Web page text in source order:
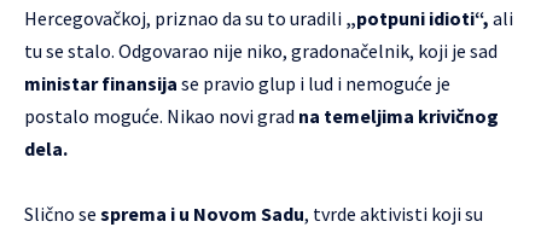
Hercegovačkoj, priznao da su to uradili „potpuni idioti“, ali
tu se stalo. Odgovarao nije niko, gradonačelnik, koji je sad
ministar finansija se pravio glup i lud i nemoguće je
postalo moguće. Nikao novi grad na temeljima krivičnog
dela.
Slično se sprema i u Novom Sadu, tvrde aktivisti koji su